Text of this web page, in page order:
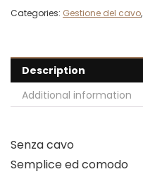
Categories: Gestione del cavo,
Description
Additional information
Senza cavo
Semplice ed comodo